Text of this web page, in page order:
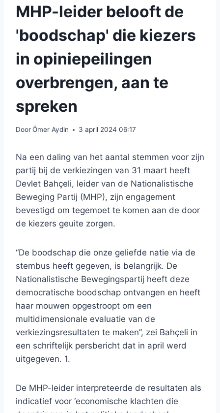
MHP-leider belooft de
'boodschap' die kiezers
in opiniepeilingen
overbrengen, aan te
spreken
DoorÖmer Aydin 3 april 2024 06:17
Na een daling van het aantal stemmen voor zijn
partij bij de verkiezingen van 31 maart heeft
Devlet Bahçeli, leider van de Nationalistische
Beweging Partij (MHP), zijn engagement
bevestigd om tegemoet te komen aan de door
de kiezers geuite zorgen.
“De boodschap die onze geliefde natie via de
stembus heeft gegeven, is belangrijk. De
Nationalistische Bewegingspartij heeft deze
democratische boodschap ontvangen en heeft
haar mouwen opgestroopt om een ​​
multidimensionale evaluatie van de
verkiezingsresultaten te maken”, zei Bahçeli in
een schriftelijk persbericht dat in april werd
uitgegeven. 1.
De MHP-leider interpreteerde de resultaten als
indicatief voor ‘economische klachten die